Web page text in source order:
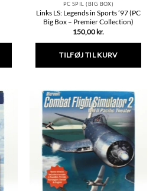
PC SPIL (BIG BOX)
Links LS: Legends in Sports ’97 (PC
Big Box – Premier Collection)
150,00 kr.
TILFØJ TIL KURV